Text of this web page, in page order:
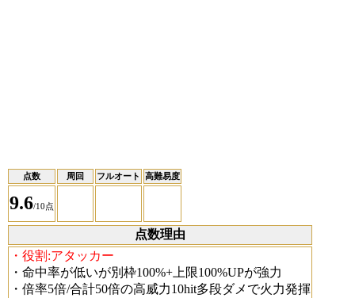
点数 周回 フルオート 高難易度
9.6/10点
点数理由
・役割:アタッカー
・命中率が低いが別枠100%+上限100%UPが強力
・倍率5倍/合計50倍の高威力10hit多段ダメで火力発揮